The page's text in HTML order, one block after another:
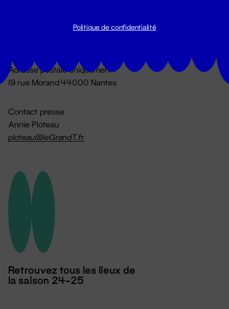
Du lundi au vendredi 14h → 18h
Adresse postale uniquement :
19 rue Morand 44000 Nantes
Contact presse
Annie Ploteau
ploteau@leGrandT.fr
Retrouvez tous les lieux de
la saison 24-25
Politique de confidentialité